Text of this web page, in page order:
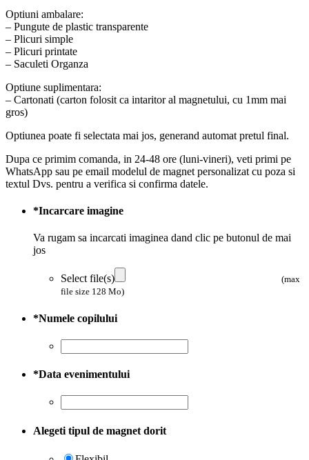
Optiuni ambalare:
– Pungute de plastic transparente
– Plicuri simple
– Plicuri printate
– Saculeti Organza
Optiune suplimentara:
– Cartonati (carton folosit ca intaritor al magnetului, cu 1mm mai
gros)
Optiunea poate fi selectata mai jos, generand automat pretul final.
Dupa ce primim comanda, in 24-48 ore (luni-vineri), veti primi pe
WhatsApp sau pe email modelul de magnet personalizat cu poza si
textul Dvs. pentru a verifica si confirma datele.
*Incarcare imagine
Va rugam sa incarcati imaginea dand clic pe butonul de mai
jos
Select file(s)
(max
file size 128 Mo)
*Numele copilului
*Data evenimentului
Alegeti tipul de magnet dorit